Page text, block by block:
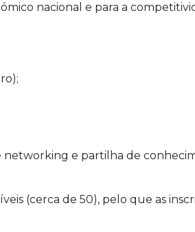
nacional e para a
e partilha de
(cerca de 50), pelo que as